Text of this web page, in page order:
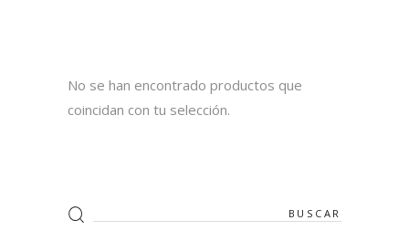
No se han encontrado productos que
coincidan con tu selección.
Search
for: